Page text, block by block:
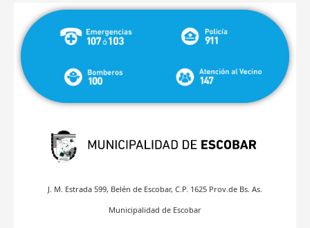
J. M. Estrada 599, Belén de Escobar, C.P. 1625 Prov.de Bs. As.
Municipalidad de Escobar